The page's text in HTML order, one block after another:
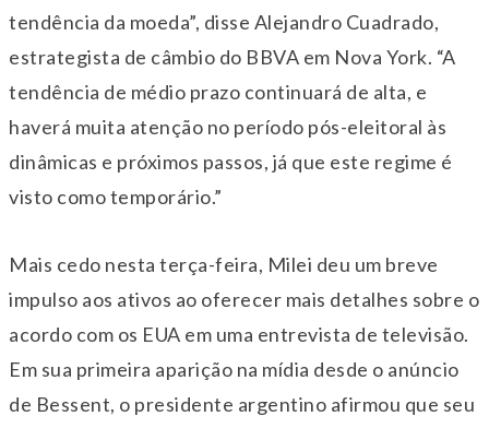
tendência da moeda”, disse Alejandro Cuadrado,
estrategista de câmbio do BBVA em Nova York. “A
tendência de médio prazo continuará de alta, e
haverá muita atenção no período pós-eleitoral às
dinâmicas e próximos passos, já que este regime é
visto como temporário.”
Mais cedo nesta terça-feira, Milei deu um breve
impulso aos ativos ao oferecer mais detalhes sobre o
acordo com os EUA em uma entrevista de televisão.
Em sua primeira aparição na mídia desde o anúncio
de Bessent, o presidente argentino afirmou que seu